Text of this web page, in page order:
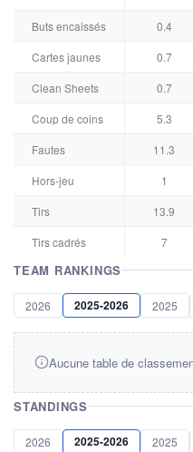
Buts encaissés
0.4
Cartes jaunes
0.7
Clean Sheets
0.7
Coup de coins
5.3
Fautes
11.3
Hors-jeu
1
Tirs
13.9
Tirs cadrés
7
TEAM RANKINGS
2026 2025-2026 2025
Aucune table de
STANDINGS
2026 2025-2026 2025